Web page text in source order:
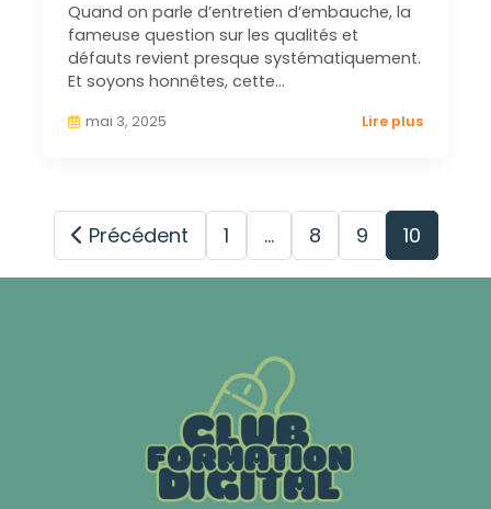
Quand on parle d’entretien d’embauche, la
fameuse question sur les qualités et
défauts revient presque systématiquement.
Et soyons honnêtes, cette…
mai 3, 2025 Lire plus
Précédent 1 … 8 9 10